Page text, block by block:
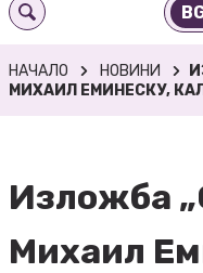
НАЧАЛО НОВИНИ
МИХАИЛ ЕМИНЕСКУ,
Изложба
Михаил